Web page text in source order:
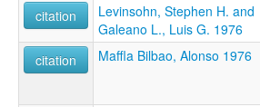
citation
Levinsohn, Stephen H. and
Galeano L., Luis G. 1976
citation Maffla Bilbao, Alonso 1976